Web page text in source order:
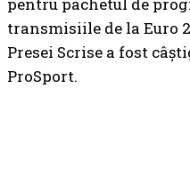
transmisiile de la Euro
Presei Scrise a fost
ProSport.